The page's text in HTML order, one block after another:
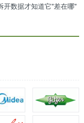
开数据才知道它"差在哪"